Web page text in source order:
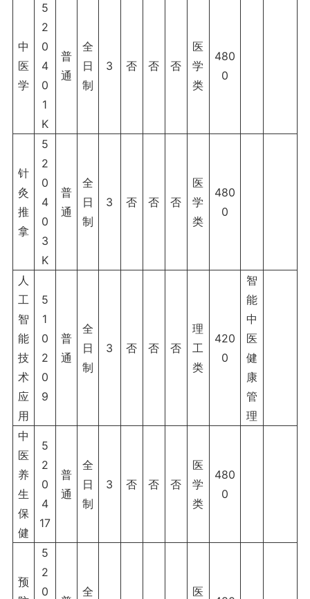
中
医
学
5
2
0
4
0
1
K
普
通
全
日
制
3 否 否 否
医
学
类
480
0
针
灸
推
拿
5
2
0
4
0
3
K
普
通
全
日
制
3 否 否 否
医
学
类
480
0
人
工
智
能
技
术
应
用
5
1
0
2
0
9
普
通
全
日
制
3 否 否 否
理
工
类
420
0
智
能
中
医
健
康
管
理
中
医
养
生
保
健
5
2
0
4
17
普
通
全
日
制
3 否 否 否
医
学
类
480
0
预
5
2
0
全
医